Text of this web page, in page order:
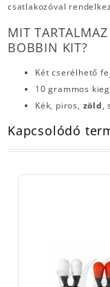
csatlakozóval
MIT
BOBBIN KIT?
Két cserélhető
10 grammos
Kék, piros, zöld,
Kapcsolódó